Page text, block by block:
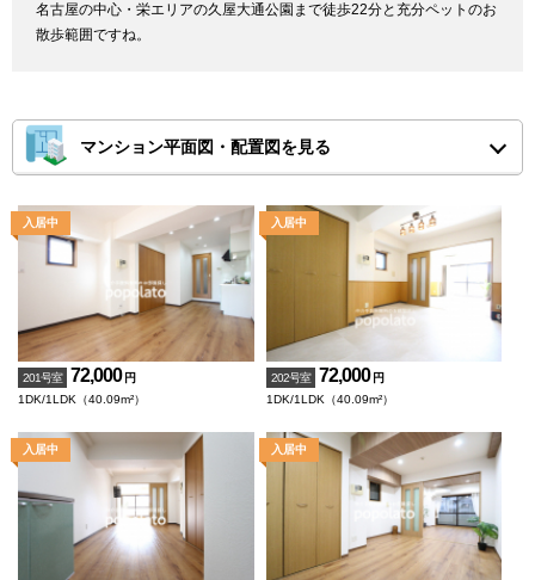
名古屋の中心・栄エリアの久屋大通公園まで徒歩22分と充分ペットのお
散歩範囲ですね。
マンション平面図・配置図を見る
201号室 72,000 円
1DK/1LDK（40.09m²）
202号室 72,000 円
1DK/1LDK（40.09m²）